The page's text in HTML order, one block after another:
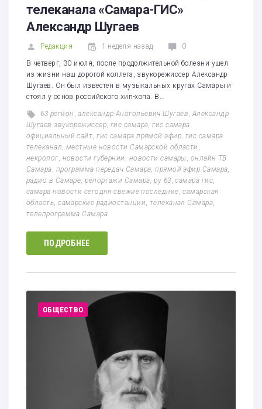
телеканала «Самара-ГИС»
Александр Шугаев
Редакция 1 неделя назад 0
В четверг, 30 июля, после продолжительной болезни ушел
из жизни наш дорогой коллега, звукорежиссер Александр
Шугаев. Он был известен в музыкальных кругах Самары и
стоял у основ российского хип-хопа. В…
63 регион ,александр Анатольевич Шугаев, Александр
Шугаев звукорежиссер, гис самара,гис самара
официальный сайт,гис самара прямой эфир, гис самара
телеканал, местные новости Самарской области ,
некролог, новости губернии , новости самары , онлайн ТВ
Самара, программа передач Самара,прямой эфир Самара,
радио в Самаре,репортажи Самара,ру 63,самара гис,
самара новости сегодня свежие последние,самарская
область,самарские радиостанции, телеканал Самара,
телепрограмма Самара
ПОДРОБНЕЕ
ОБЩЕСТВО